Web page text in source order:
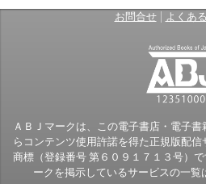
お問合せ| よくあ
ＡＢＪマークは、この電子書店・電子
らコンテンツ使用許諾を得た正規版配
商標（登録番号 第６０９１７１３号）
ークを掲示しているサービスの一